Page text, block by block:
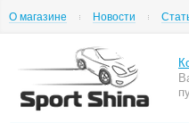
О магазине Новости